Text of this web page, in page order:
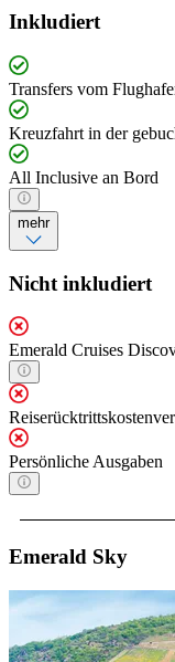
Inkludiert
Transfers vom
Kreuzfahrt in der
All Inclusive an Bord
mehr
Nicht inkludiert
Emerald Cruises
Persönliche Ausgaben
Emerald Sky